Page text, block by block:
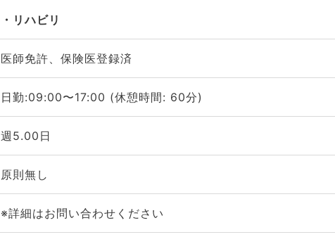
リハビリ
医師免許、保険医登録済
日勤:09:00〜17:00 (休憩時間: 60分)
週5.00日
原則無し
※詳細はお問い合わせください